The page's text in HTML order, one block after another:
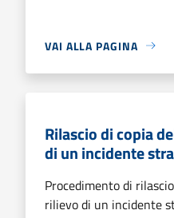
VAI ALLA PAGINA
Rilascio di copia
di un incidente
Procedimento di
rilievo di un incidente